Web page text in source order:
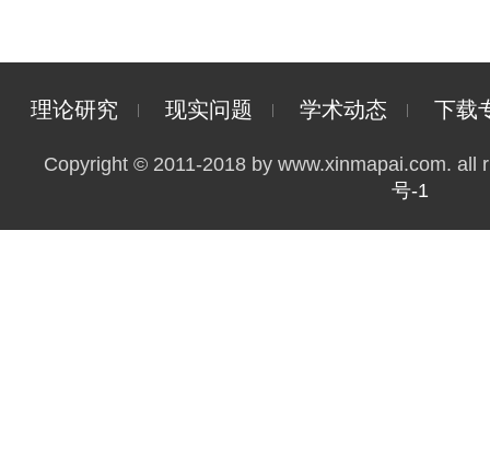
理论研究 现实问题 学术动态 下载
Copyright © 2011-2018 by www.xinmapai.com. all
号-1